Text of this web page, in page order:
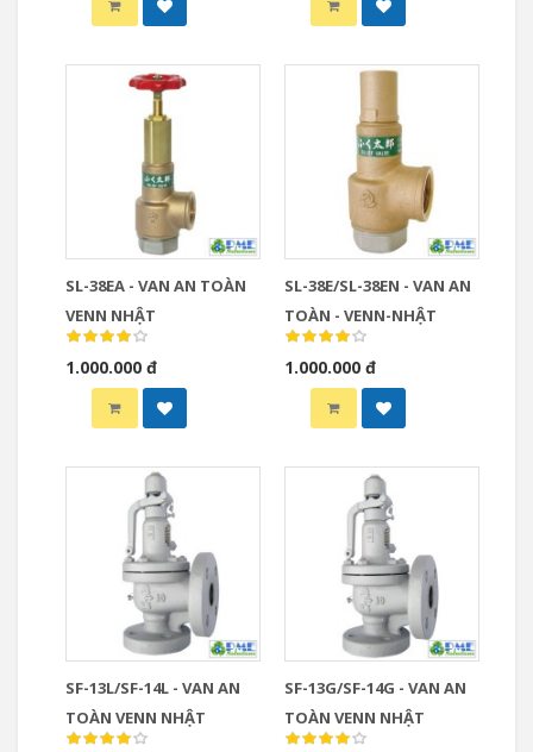
SL-38EA - VAN AN TOÀN
VENN NHẬT
1.000.000 đ
SL-38E/SL-38EN - VAN AN
TOÀN - VENN-NHẬT
1.000.000 đ
SF-13L/SF-14L - VAN AN
TOÀN VENN NHẬT
SF-13G/SF-14G - VAN AN
TOÀN VENN NHẬT